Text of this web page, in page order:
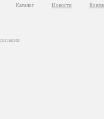
Каталог Новости